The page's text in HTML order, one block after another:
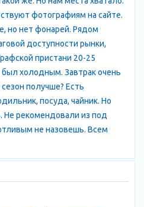
с моря Севастопольская бухта,
городов Крыма;
в Херсонесе и Балаклаве. О
напоминают памятник
затонувшим кораблям,
1854—1855 годов», диорама
года».
мир Севастополя могут
Дайвинг-клубов. Любители
увлекательные экскурсии
Античный и
фотографиям на сайте.
но нет фонарей. Рядом
доступности рынки,
пристани 20-25
холодным. Завтрак очень
получше? Есть
посуда, чайник. Но
Не рекомендовали из под
не назовешь. Всем